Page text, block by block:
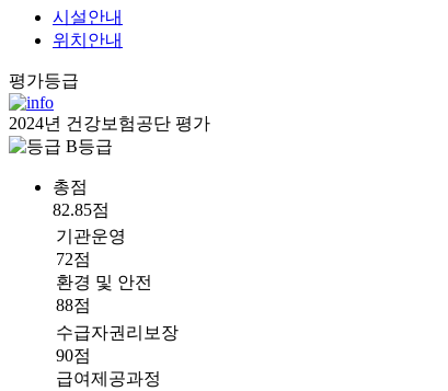
시설안내
위치안내
평가등급
2024년 건강보험공단 평가
B등급
총점
82.85점
기관운영
72점
환경 및 안전
88점
수급자권리보장
90점
급여제공과정